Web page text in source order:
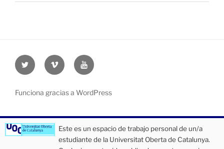
Twitter
UOC
Vimeo
UOC
Youtube
UOC
Funciona gracias a WordPress
Este es un espacio de trabajo personal de un/a
estudiante de la Universitat Oberta de Catalunya.